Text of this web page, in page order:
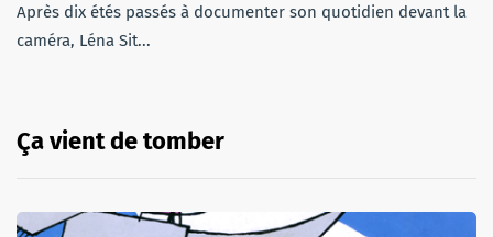
Après dix étés passés à documenter son quotidien devant la
caméra, Léna Sit...
Ça vient de tomber